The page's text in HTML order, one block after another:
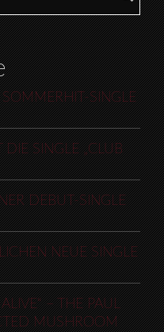
SINGLE
SINGLE „CLUB
DEBUT-SINGLE
NEUE SINGLE
– THE PAUL
MUSHROOM